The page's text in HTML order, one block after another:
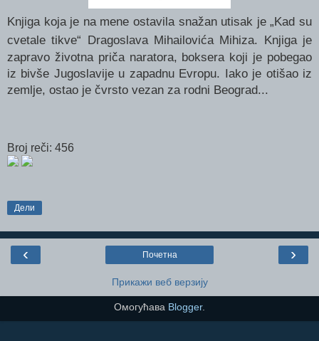
Knjiga koja je na mene ostavila snažan utisak je „Kad su
cvetale tikve“ Dragoslava Mihailovića Mihiza. Knjiga je
zapravo životna priča naratora, boksera koji je pobegao
iz bivše Jugoslavije u zapadnu Evropu. Iako je otišao iz
zemlje, ostao je čvrsto vezan za rodni Beograd...
Broj reči: 456
Дели
‹ ›
Почетна
Прикажи веб верзију
Омогућава Blogger.